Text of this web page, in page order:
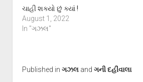
ચાહી શક્યો છું ક્યાં !
August 1, 2022
In "ગઝલ"
Published in ગઝલand ગની દહીંવાલા